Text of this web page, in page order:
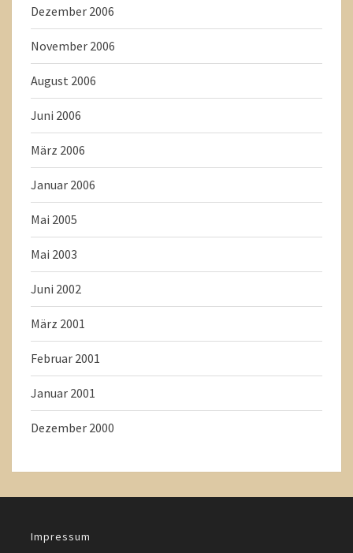
Dezember 2006
November 2006
August 2006
Juni 2006
März 2006
Januar 2006
Mai 2005
Mai 2003
Juni 2002
März 2001
Februar 2001
Januar 2001
Dezember 2000
Impressum